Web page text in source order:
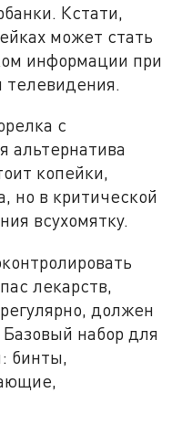
Кстати,
может стать
информации при
телевидения.
с
альтернатива
копейки,
но в критической
всухомятку.
лекарств,
должен
набор для
бинты,